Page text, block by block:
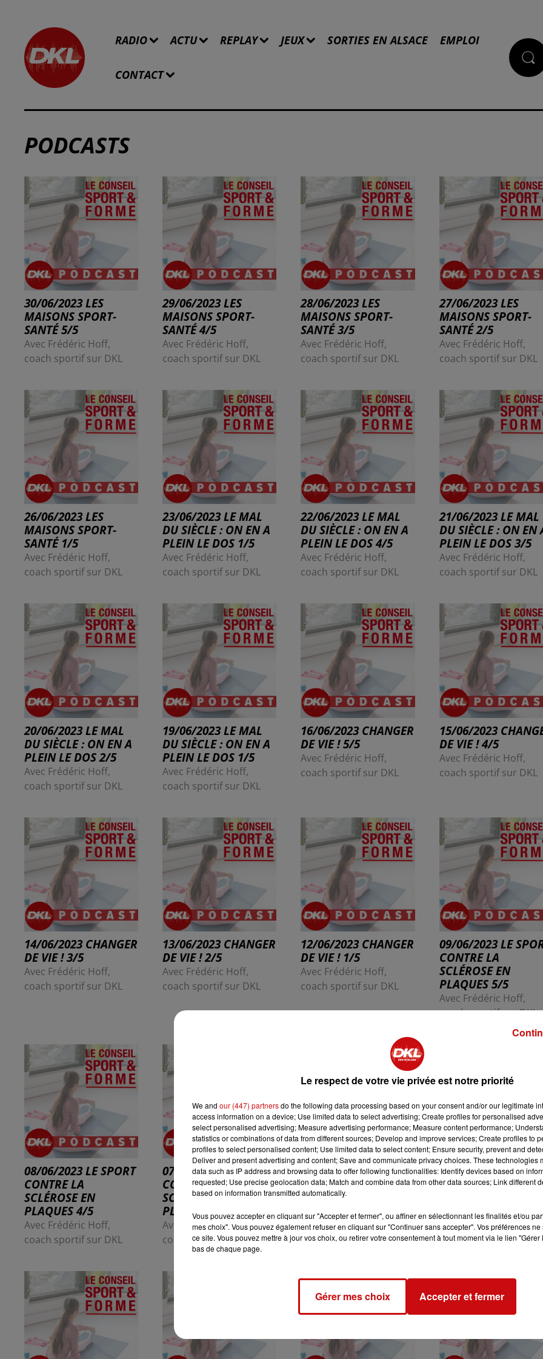
RADIO ACTU REPLAY JEUX SORTIES EN ALSACE EMPLOI
CONTACT
PODCASTS
30/06/2023 LES
MAISONS SPORT-
SANTÉ 5/5
Avec Frédéric Hoff,
coach sportif sur DKL
29/06/2023 LES
MAISONS SPORT-
SANTÉ 4/5
Avec Frédéric Hoff,
coach sportif sur DKL
28/06/2023 LES
MAISONS SPORT-
SANTÉ 3/5
Avec Frédéric Hoff,
coach sportif sur DKL
27/06/2023 LES
MAISONS SPORT-
SANTÉ 2/5
Avec Frédéric Hoff,
coach sportif sur DKL
26/06/2023 LES
MAISONS SPORT-
SANTÉ 1/5
Avec Frédéric Hoff,
coach sportif sur DKL
23/06/2023 LE MAL
DU SIÈCLE : ON EN A
PLEIN LE DOS 1/5
Avec Frédéric Hoff,
coach sportif sur DKL
22/06/2023 LE MAL
DU SIÈCLE : ON EN A
PLEIN LE DOS 4/5
Avec Frédéric Hoff,
coach sportif sur DKL
21/06/2023 LE MAL
DU SIÈCLE : ON EN
PLEIN LE DOS 3/5
Avec Frédéric Hoff,
coach sportif sur DKL
20/06/2023 LE MAL
DU SIÈCLE : ON EN A
PLEIN LE DOS 2/5
Avec Frédéric Hoff,
coach sportif sur DKL
19/06/2023 LE MAL
DU SIÈCLE : ON EN A
PLEIN LE DOS 1/5
Avec Frédéric Hoff,
coach sportif sur DKL
16/06/2023 CHANGER
DE VIE ! 5/5
Avec Frédéric Hoff,
coach sportif sur DKL
15/06/2023
DE VIE ! 4/5
Avec Frédéric Hoff,
coach sportif sur DKL
14/06/2023 CHANGER
DE VIE ! 3/5
Avec Frédéric Hoff,
coach sportif sur DKL
13/06/2023 CHANGER
DE VIE ! 2/5
Avec Frédéric Hoff,
coach sportif sur DKL
12/06/2023 CHANGER
DE VIE ! 1/5
Avec Frédéric Hoff,
coach sportif sur DKL
09/06/2023 LE
CONTRE LA
SCLÉROSE EN
PLAQUES 5/5
Avec Frédéric Hoff,
coach sportif sur DKL
08/06/2023 LE SPORT
CONTRE LA
SCLÉROSE EN
PLAQUES 4/5
Avec Frédéric Hoff,
coach sportif sur DKL
07/06/2023 LE SPORT
CONTRE LA
SCLÉROSE EN
PLAQUES 3/5
Avec Frédéric Hoff,
coach sportif sur DKL
06/06/2023 LE SPORT
CONTRE LA
SCLÉROSE EN
PLAQUES 2/5
Avec Frédéric Hoff,
coach sportif sur DKL
05/06/2023 LE
CONTRE LA
PLAQUES 1/5
Avec Frédéric Hoff,
coach sportif sur DKL
Le respect de votre vie privée est notre priorité
We and our (447) partnersdo the following data processing based on your consent and/or our legitimate
access information on a device; Use limited data to select advertising; Create profiles for personalised
select personalised advertising; Measure advertising performance; Measure content performance;
statistics or combinations of data from different sources; Develop and improve services; Create profiles to
profiles to select personalised content; Use limited data to select content; Ensure security, prevent and
Deliver and present advertising and content; Save and communicate privacy choices. These technologies
data such as IP address and browsing data to offer following functionalities: Identify devices based on
requested; Use precise geolocation data; Match and combine data from other data sources; Link different
based on information transmitted automatically.
Vous pouvez accepter en cliquant sur "Accepter et fermer", ou affiner en sélectionnant les finalités et/ou
mes choix". Vous pouvez également refuser en cliquant sur "Continuer sans accepter". Vos préférences
ce site. Vous pouvez mettre à jour vos choix, ou retirer votre consentement à tout moment via le lien
bas de chaque page.
Gérer mes choix Accepter et fermer